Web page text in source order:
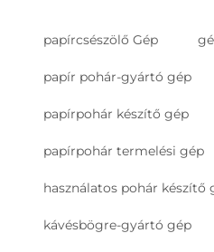
papírcsészölő Gép
papír pohár-gyártó gép
papírpohár készítő gép
papírpohár termelési gép
használatos pohár készítő
kávésbögre-gyártó gép